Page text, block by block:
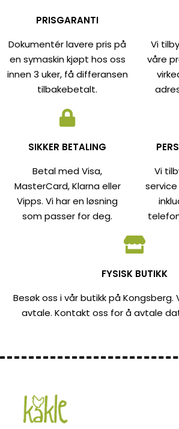
PRISGARANTI
Dokumentér lavere pris på
en symaskin kjøpt hos oss
innen 3 uker, få differansen
tilbakebetalt.
Vi
våre
SIKKER BETALING
Betal med Visa,
MasterCard, Klarna eller
Vipps. Vi har en løsning
som passer for deg.
Vi
service
FYSISK BUTIKK
Besøk oss i vår butikk på
avtale. Kontakt oss for å avtale